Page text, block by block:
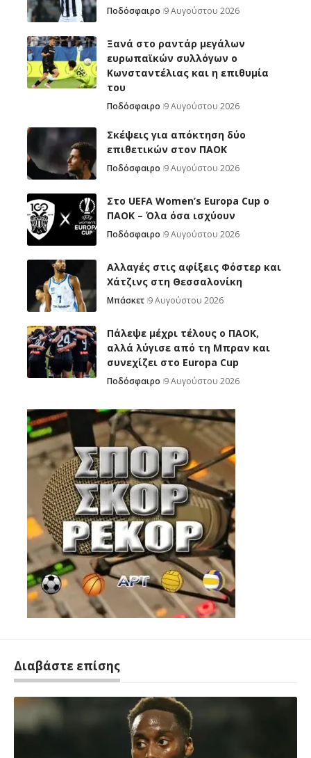
Ποδόσφαιρο 9 Αυγούστου 2026
Ξανά στο ραντάρ μεγάλων
ευρωπαϊκών συλλόγων ο
Κωνσταντέλιας και η επιθυμία
του
Ποδόσφαιρο 9 Αυγούστου 2026
Σκέψεις για απόκτηση δύο
επιθετικών στον ΠΑΟΚ
Ποδόσφαιρο 9 Αυγούστου 2026
Στο UEFA Women’s Europa Cup ο
ΠΑΟΚ – Όλα όσα ισχύουν
Ποδόσφαιρο 9 Αυγούστου 2026
Αλλαγές στις αφίξεις Φόστερ και
Χάτζινς στη Θεσσαλονίκη
Μπάσκετ 9 Αυγούστου 2026
Πάλεψε μέχρι τέλους ο ΠΑΟΚ,
αλλά λύγισε από τη Μπραν και
συνεχίζει στο Europa Cup
Ποδόσφαιρο 9 Αυγούστου 2026
Διαβάστε επίσης